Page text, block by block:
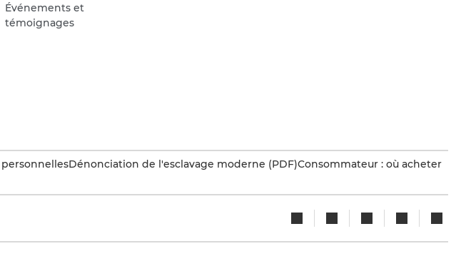
Événements et
témoignages
Dénonciation de l'esclavage moderne (PDF)Consommateur : où acheter